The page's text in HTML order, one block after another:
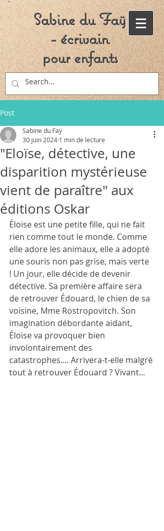
Sabine du Faÿ
- écrivain
pour enfants
Post
"Eloïse, détective, une
disparition mystérieuse
vient de paraître" aux
éditions Oskar
Sabine du Faÿ
30 juin 2024 1 min de lecture
Éloïse est une petite fille, qui ne fait
rien comme tout le monde. Comme
elle adore les animaux, elle a adopté
une souris non pas grise, mais verte
! Un jour, elle décide de devenir
détective. Sa première affaire sera
de retrouver Édouard, le chien de sa
voisine, Mme Rostropovitch. Son
imagination débordante aidant,
Éloïse va provoquer bien
involontairement des
catastrophes.... Arrivera-t-elle malgré
tout à retrouver Édouard ? Vivant...